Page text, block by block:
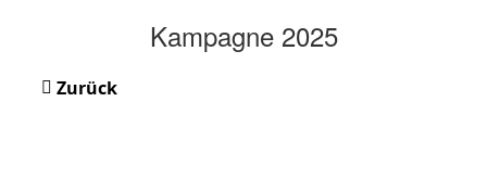
Kampagne 2025
Zurück